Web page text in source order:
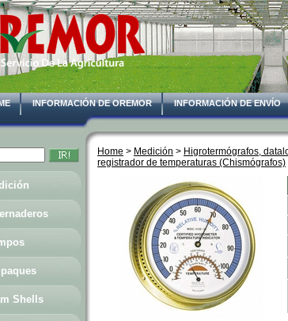
INFORMACIÓN DE OREMOR INFORMACIÓN DE ENVÍO
Home > Medición > Higrotermógrafos,
registrador de temperaturas (Chismógrafos)
Shells